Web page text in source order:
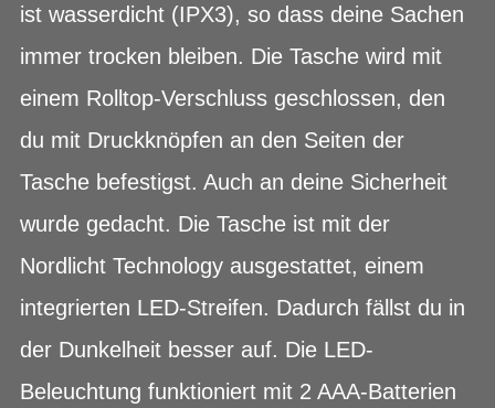
ist wasserdicht (IPX3), so dass deine Sachen
immer trocken bleiben. Die Tasche wird mit
einem Rolltop-Verschluss geschlossen, den
du mit Druckknöpfen an den Seiten der
Tasche befestigst. Auch an deine Sicherheit
wurde gedacht. Die Tasche ist mit der
Nordlicht Technology ausgestattet, einem
integrierten LED-Streifen. Dadurch fällst du in
der Dunkelheit besser auf. Die LED-
Beleuchtung funktioniert mit 2 AAA-Batterien